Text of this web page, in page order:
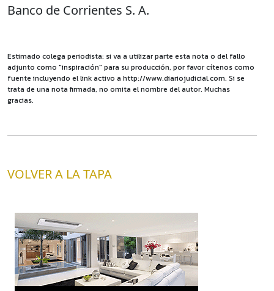
Banco de Corrientes S. A.
Estimado colega periodista: si va a utilizar parte esta nota o del fallo
adjunto como "inspiración" para su producción, por favor cítenos como
fuente incluyendo el link activo a http://www.diariojudicial.com. Si se
trata de una nota firmada, no omita el nombre del autor. Muchas
gracias.
VOLVER A LA TAPA